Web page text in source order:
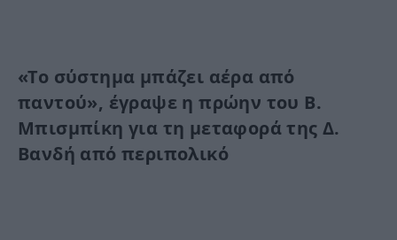
«Το σύστημα μπάζει αέρα από
παντού», έγραψε η πρώην του Β.
Μπισμπίκη για τη μεταφορά της Δ.
Βανδή από περιπολικό